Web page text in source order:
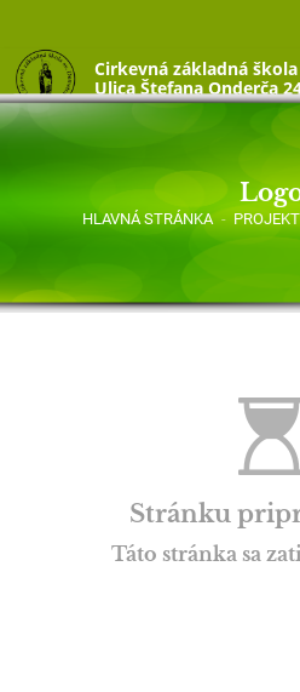
Cirkevná základná
Ulica Štefana Onderča
HLAVNÁ STRÁNKA -
Stránku
Táto stránka sa